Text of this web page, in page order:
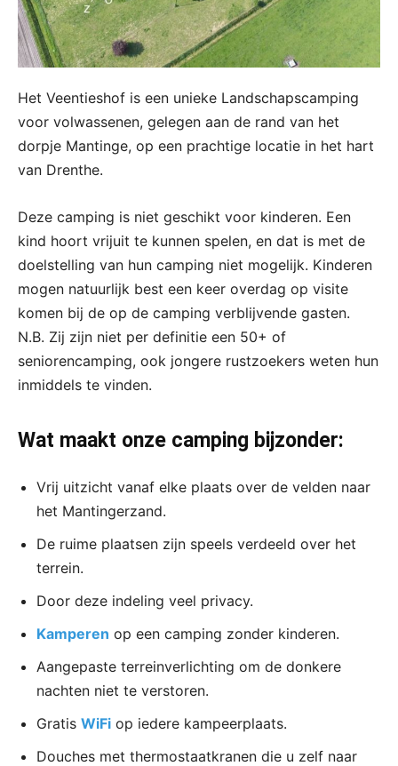
Het Veentieshof is een unieke Landschapscamping
voor volwassenen, gelegen aan de rand van het
dorpje Mantinge, op een prachtige locatie in het hart
van Drenthe.
Deze camping is niet geschikt voor kinderen. Een
kind hoort vrijuit te kunnen spelen, en dat is met de
doelstelling van hun camping niet mogelijk. Kinderen
mogen natuurlijk best een keer overdag op visite
komen bij de op de camping verblijvende gasten.
N.B. Zij zijn niet per definitie een 50+ of
seniorencamping, ook jongere rustzoekers weten hun
inmiddels te vinden.
Wat maakt onze camping bijzonder:
Vrij uitzicht vanaf elke plaats over de velden naar
het Mantingerzand.
De ruime plaatsen zijn speels verdeeld over het
terrein.
Door deze indeling veel privacy.
Kamperen op een camping zonder kinderen.
Aangepaste terreinverlichting om de donkere
nachten niet te verstoren.
Gratis WiFi op iedere kampeerplaats.
Douches met thermostaatkranen die u zelf naar